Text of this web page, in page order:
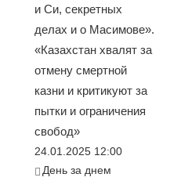
и Си, секретных
делах и о Масимове».
«Казахстан хвалят за
отмену смертной
казни и критикуют за
пытки и ограничения
свобод»
24.01.2025 12:00
День за днем